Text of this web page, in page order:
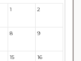
1 2
8 9
15 16